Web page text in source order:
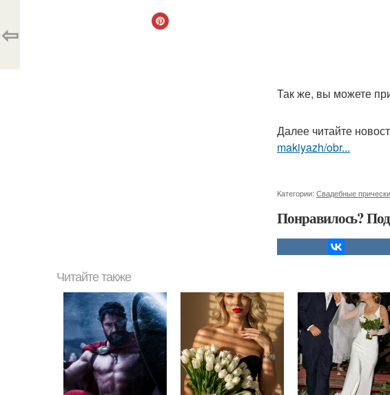
Так же, вы можете
Далее читайте
makiyazh/obr...
Категории: Свадебные
Понравилось?
⇦
Читайте также